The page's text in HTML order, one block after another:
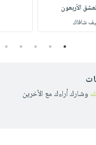
الأربعون
شافاك
1
2
3
4
5
وشارك أراءك مع الأخرين